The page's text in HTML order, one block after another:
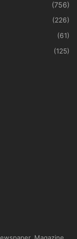
(756)
(226)
(61)
(125)